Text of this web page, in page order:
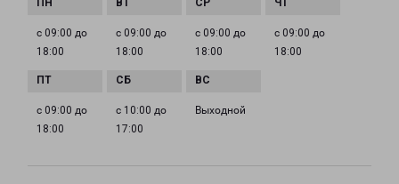
с 09:00 до
18:00
с 09:00 до
18:00
с 09:00 до
18:00
с 09:00 до
18:00
с 09:00 до
18:00
с 10:00 до
17:00
Выходной